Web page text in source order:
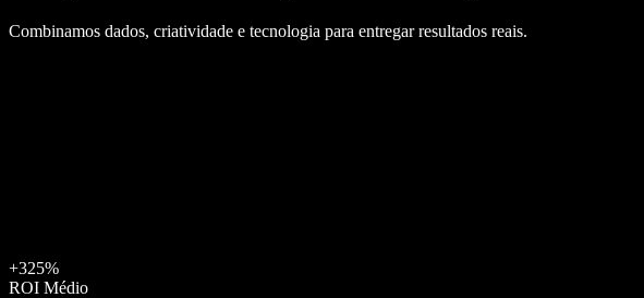
Combinamos dados, criatividade e tecnologia para entregar resultados reais.
+325%
ROI Médio